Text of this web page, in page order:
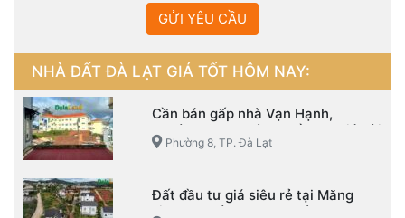
GỬI YÊU CẦU
NHÀ ĐẤT ĐÀ LẠT GIÁ TỐT HÔM NAY:
Cần bán gấp nhà Vạn Hạnh,
Phường 8, TP. Đà Lạt đầu tư giá hời
Phường 8, TP. Đà Lạt
Đất đầu tư giá siêu rẻ tại Măng
Line – Phường 7 – TP. Đà Lạt